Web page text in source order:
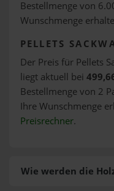
Bestellmenge von
Wunschmenge
PELLETS
Der Preis für Pellets
liegt aktuell bei
Bestellmenge von 2
Ihre Wunschmenge
Preisrechner.
Wie werden die